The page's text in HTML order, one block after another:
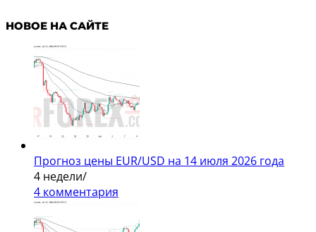
НОВОЕ НА САЙТЕ
Прогноз цены EUR/USD на 14 июля 2026 года
4 недели/
4 комментария